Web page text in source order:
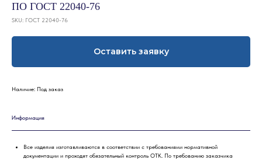
ПО ГОСТ 22040-76
SKU: ГОСТ 22040-76
Оставить заявку
Наличие: Под заказ
Информация
Все изделия изготавливаются в соответствии с требованиями нормативной
документации и проходят обязательный контроль ОТК. По требованию заказчика